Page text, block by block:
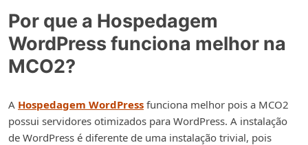
Por que a Hospedagem
WordPress funciona melhor na
MCO2?
A Hospedagem WordPress funciona melhor pois a MCO2
possui servidores otimizados para WordPress. A instalação
de WordPress é diferente de uma instalação trivial, pois